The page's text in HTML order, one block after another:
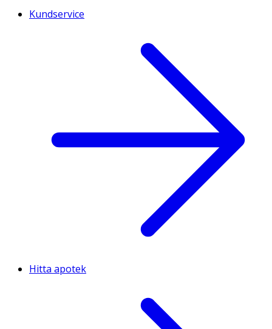
Kundservice
Hitta apotek